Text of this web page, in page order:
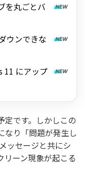
を丸ごとバ
ウンできな
11 にアップ
定です。しかしこの
なり「問題が発生し
ッセージと共にシ
リーン現象が起こる